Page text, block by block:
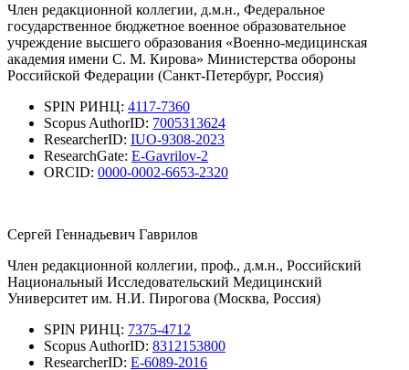
Член редакционной коллегии, д.м.н., Федеральное
государственное бюджетное военное образовательное
учреждение высшего образования «Военно-медицинская
академия имени С. М. Кирова» Министерства обороны
Российской Федерации (Санкт-Петербург, Россия)
SPIN РИНЦ: 4117-7360
Scopus AuthorID: 7005313624
ResearcherID: IUO-9308-2023
ResearchGate: E-Gavrilov-2
ORCID: 0000-0002-6653-2320
Сергей Геннадьевич Гаврилов
Член редакционной коллегии, проф., д.м.н., Российский
Национальный Исследовательский Медицинский
Университет им. Н.И. Пирогова (Москва, Россия)
SPIN РИНЦ: 7375-4712
Scopus AuthorID: 8312153800
ResearcherID: E-6089-2016